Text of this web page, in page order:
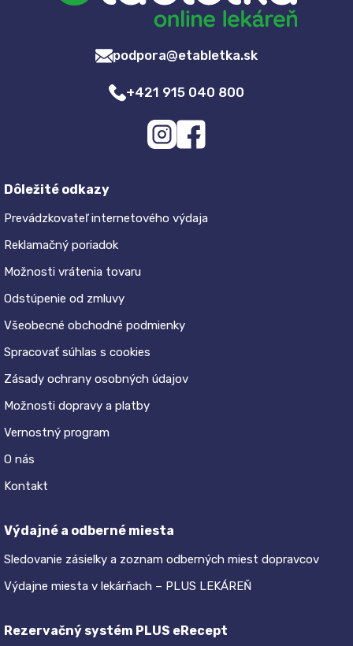
podpora@etabletka.sk
+421 915 040 800
Dôležité odkazy
Prevádzkovateľ internetového výdaja
Reklamačný poriadok
Možnosti vrátenia tovaru
Odstúpenie od zmluvy
Všeobecné obchodné podmienky
Spracovať súhlas s cookies
Zásady ochrany osobných údajov
Možnosti dopravy a platby
Vernostný program
O nás
Kontakt
Výdajné a odberné miesta
Sledovanie zásielky a zoznam odberných miest dopravcov
Výdajne miesta v lekárňach – PLUS LEKÁREŇ
Rezervačný systém PLUS eRecept